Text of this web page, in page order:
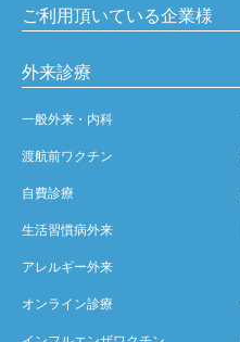
ご利用頂いている企業様
外来診療
一般外来・内科
渡航前ワクチン
自費診療
生活習慣病外来
アレルギー外来
オンライン診療